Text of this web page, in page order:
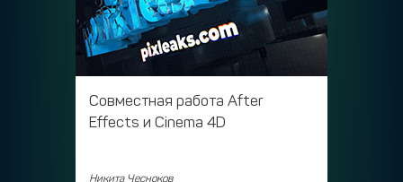
Совместная работа After
Effects и Cinema 4D
Никита Чесноков